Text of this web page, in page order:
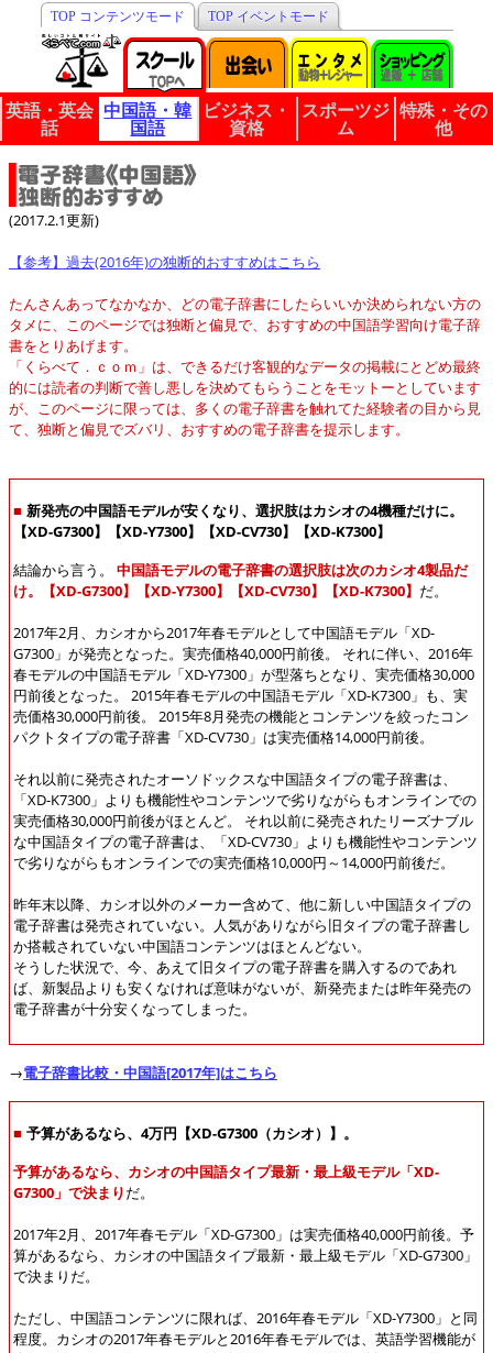
TOP コンテンツモード TOP イベントモード
英語・英会
話
中国語・韓
国語
ビジネス・
資格
スポーツジ
ム
特殊・その
他
(2017.2.1更新)
【参考】過去(2016年)の独断的おすすめはこちら
たんさんあってなかなか、どの電子辞書にしたらいいか決められない方の
タメに、このページでは独断と偏見で、おすすめの中国語学習向け電子辞
書をとりあげます。
「くらべて．ｃｏｍ」は、できるだけ客観的なデータの掲載にとどめ最終
的には読者の判断で善し悪しを決めてもらうことをモットーとしています
が、このページに限っては、多くの電子辞書を触れてた経験者の目から見
て、独断と偏見でズバリ、おすすめの電子辞書を提示します。
■ 新発売の中国語モデルが安くなり、選択肢はカシオの4機種だけに。
【XD-G7300】【XD-Y7300】【XD-CV730】【XD-K7300】
結論から言う。 中国語モデルの電子辞書の選択肢は次のカシオ4製品だ
け。【XD-G7300】【XD-Y7300】【XD-CV730】【XD-K7300】 だ。
2017年2月、カシオから2017年春モデルとして中国語モデル「XD-
G7300」が発売となった。実売価格40,000円前後。 それに伴い、2016年
春モデルの中国語モデル「XD-Y7300」が型落ちとなり、実売価格30,000
円前後となった。 2015年春モデルの中国語モデル「XD-K7300」も、実
売価格30,000円前後。 2015年8月発売の機能とコンテンツを絞ったコン
パクトタイプの電子辞書「XD-CV730」は実売価格14,000円前後。
それ以前に発売されたオーソドックスな中国語タイプの電子辞書は、
「XD-K7300」よりも機能性やコンテンツで劣りながらもオンラインでの
実売価格30,000円前後がほとんど。 それ以前に発売されたリーズナブル
な中国語タイプの電子辞書は、「XD-CV730」よりも機能性やコンテンツ
で劣りながらもオンラインでの実売価格10,000円～14,000円前後だ。
昨年末以降、カシオ以外のメーカー含めて、他に新しい中国語タイプの
電子辞書は発売されていない。人気がありながら旧タイプの電子辞書し
か搭載されていない中国語コンテンツはほとんどない。
そうした状況で、今、あえて旧タイプの電子辞書を購入するのであれ
ば、新製品よりも安くなければ意味がないが、新発売または昨年発売の
電子辞書が十分安くなってしまった。
→電子辞書比較・中国語[2017年]はこちら
■ 予算があるなら、4万円【XD-G7300（カシオ）】。
予算があるなら、カシオの中国語タイプ最新・最上級モデル「XD-
G7300」で決まりだ。
2017年2月、2017年春モデル「XD-G7300」は実売価格40,000円前後。予
算があるなら、カシオの中国語タイプ最新・最上級モデル「XD-G7300」
で決まりだ。
ただし、中国語コンテンツに限れば、2016年春モデル「XD-Y7300」と同
程度。カシオの2017年春モデルと2016年春モデルでは、英語学習機能が